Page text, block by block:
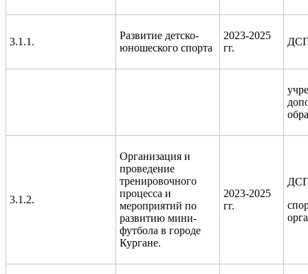
3.1.1.
Развитие детско-
юношеского спорта
2023-2025
гг.
3.1.2.
Организация и
проведение
тренировочного
процесса и
мероприятий по
развитию мини-
футбола в городе
Кургане.
2023-2025
гг.